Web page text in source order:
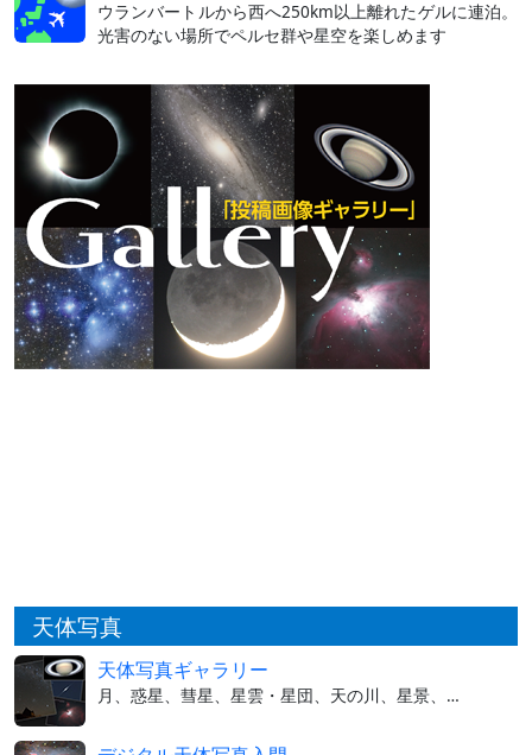
ウランバートルから西へ250km以上離れたゲルに連泊。
光害のない場所でペルセ群や星空を楽しめます
天体写真
天体写真ギャラリー
月、惑星、彗星、星雲・星団、天の川、星景、…